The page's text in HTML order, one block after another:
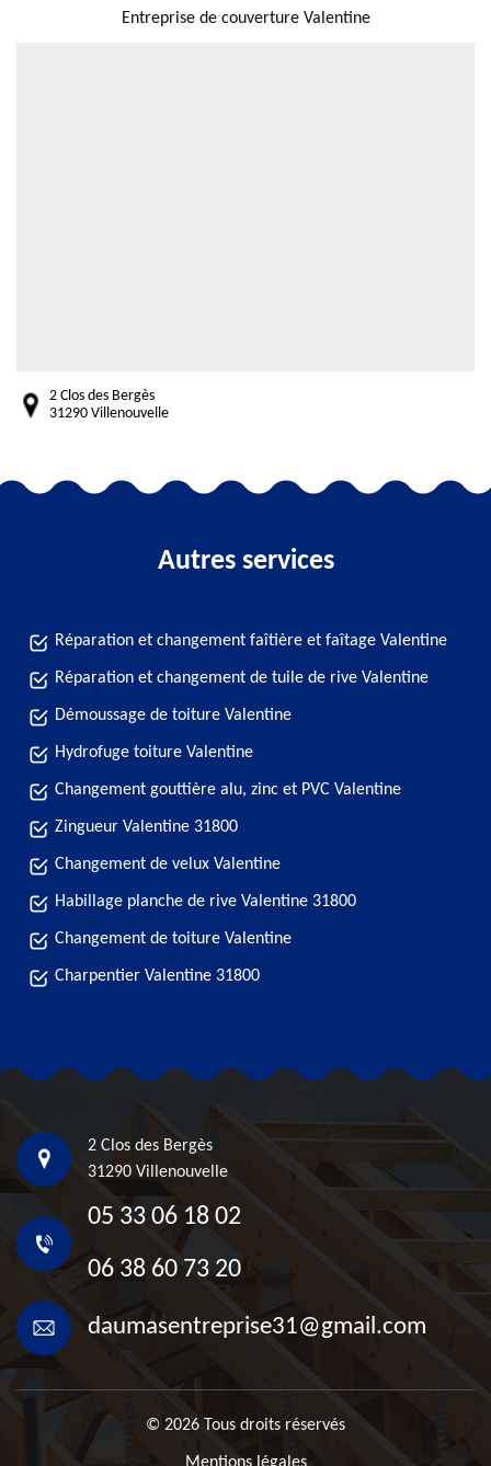
Entreprise de couverture Valentine
2 Clos des Bergès
31290 Villenouvelle
Autres services
Réparation et changement faîtière et faîtage Valentine
Réparation et changement de tuile de rive Valentine
Démoussage de toiture Valentine
Hydrofuge toiture Valentine
Changement gouttière alu, zinc et PVC Valentine
Zingueur Valentine 31800
Changement de velux Valentine
Habillage planche de rive Valentine 31800
Changement de toiture Valentine
Charpentier Valentine 31800
2 Clos des Bergès
31290 Villenouvelle
05 33 06 18 02
06 38 60 73 20
daumasentreprise31@gmail.com
© 2026 Tous droits réservés